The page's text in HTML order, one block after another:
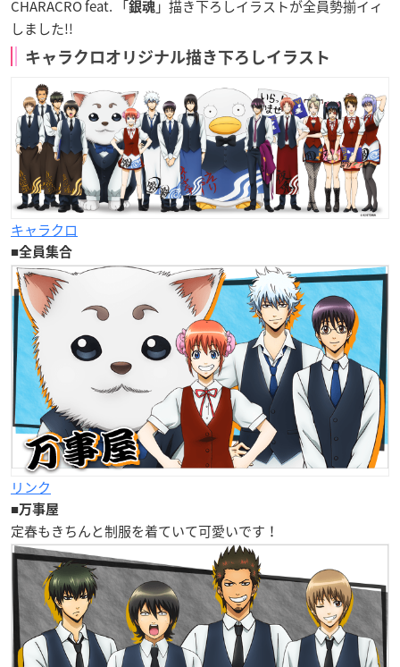
CHARACRO feat. 「銀魂 」描き下ろしイラストが全員勢揃イィ
しました!!
キャラクロオリジナル描き下ろしイラスト
キャラクロ
■全員集合
リンク
■万事屋
定春もきちんと制服を着ていて可愛いです！